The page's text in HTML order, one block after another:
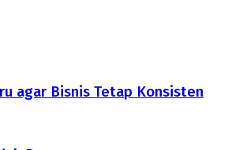
agar Bisnis Tetap Konsisten